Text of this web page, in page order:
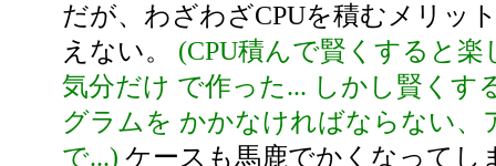
だが、わざわざCPUを積むメリッ
えない。 (CPU積んで賢くすると
気分だけ で作った... しかし賢くす
グラムを かかなければならない、
で...) ケースも馬鹿でかくなってし